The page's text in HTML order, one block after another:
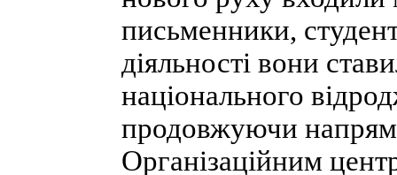
письменники,
діяльності вони
національного
продовжуючи
Організаційним